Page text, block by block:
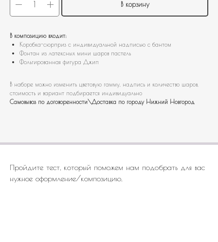
В корзину
В композицию входит:
Коробка-сюрприз с индивидуальной надписью с бантом
Фонтан из латексных мини шаров пастель
Фольгированная фигура Джип
В наборе можно изменить цветовую гамму, надпись и количество шаров,
стоимость и вариант подбирается индивидуально
Самовывоз по договоренности\Доставка по городу Нижний Новгород
Пройдите тест, который поможем нам подобрать для вас
нужное оформление/композицию.